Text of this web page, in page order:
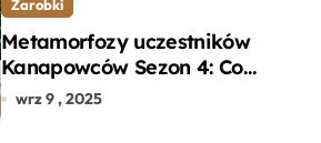
Zarobki
Metamorfozy uczestników
Kanapowców Sezon 4: Co
naprawdę zaskoczyło
wrz 9 , 2025